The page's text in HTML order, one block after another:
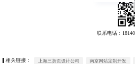
联系电话：
相关链接： 上海三折页设计公司 南京网站定制开发